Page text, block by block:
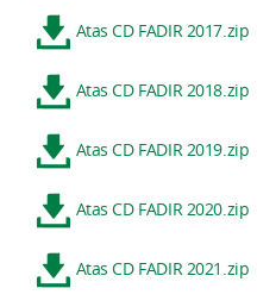
Atas CD FADIR 2017.zip
Atas CD FADIR 2018.zip
Atas CD FADIR 2019.zip
Atas CD FADIR 2020.zip
Atas CD FADIR 2021.zip